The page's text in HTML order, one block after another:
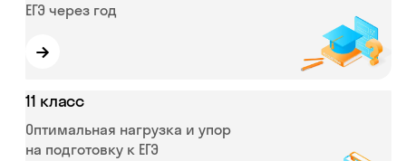
ЕГЭ через год
→
11 класс
Оптимальная нагрузка и упор
на подготовку к ЕГЭ